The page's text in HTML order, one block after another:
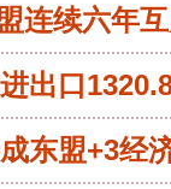
连续六年
出口
东盟+3经